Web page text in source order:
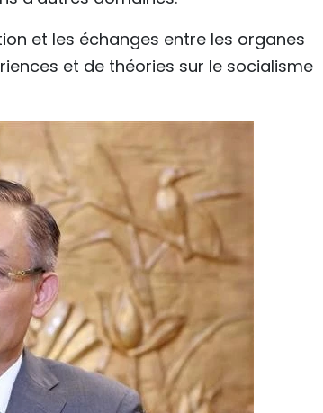
et les échanges entre les organes
et de théories sur le socialisme